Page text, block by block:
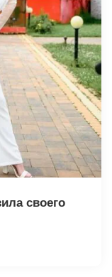
своего